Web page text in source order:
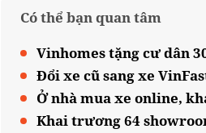
Có thể bạn quan tâm
Vinhomes tặng cư dân
Đổi xe cũ sang xe
Ở nhà mua xe online,
Khai trương 64